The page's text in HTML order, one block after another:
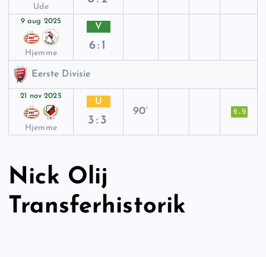
Ude
9 aug 2025
Hjemme
V
6:1
Eerste Divisie
21 nov 2025
Hjemme
U
3:3
90` 6.9
Nick Olij
Transferhistorik